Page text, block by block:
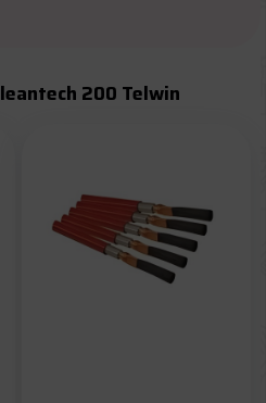
200 Telwin